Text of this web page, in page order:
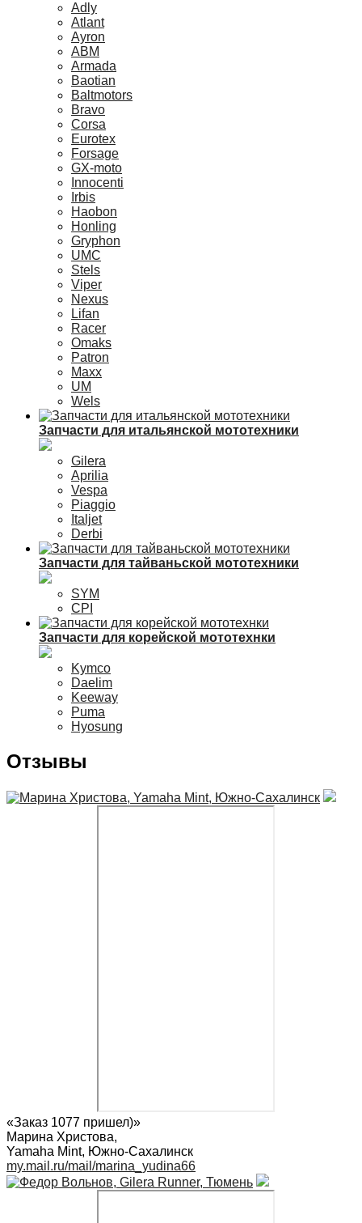
Adly
Atlant
Ayron
ABM
Armada
Baotian
Baltmotors
Bravo
Corsa
Eurotex
Forsage
GX-moto
Innocenti
Irbis
Haobon
Honling
Gryphon
UMC
Stels
Viper
Nexus
Lifan
Racer
Omaks
Patron
Maxx
UM
Wels
Запчасти для итальянской мототехники
Gilera
Aprilia
Vespa
Piaggio
Italjet
Derbi
Запчасти для тайваньской мототехники
SYM
CPI
Запчасти для корейской мототехнки
Kymco
Daelim
Keeway
Puma
Hyosung
Отзывы
«Заказ 1077 пришел)»
Марина Христова,
Yamaha Mint, Южно-Сахалинск
my.mail.ru/mail/marina_yudina66